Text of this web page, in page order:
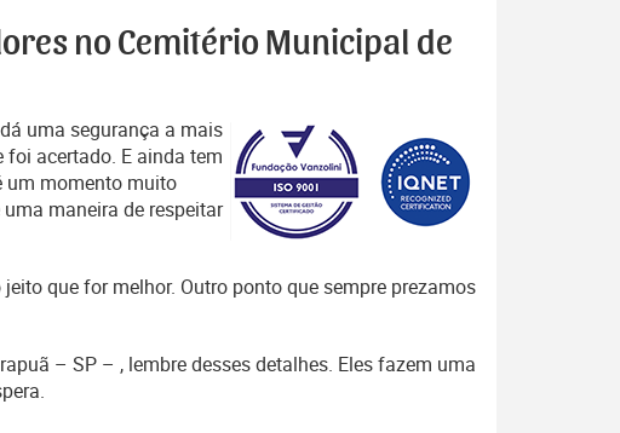
no Cemitério Municipal de
uma segurança a mais
foi acertado. E ainda tem
um momento muito
maneira de respeitar
que for melhor. Outro ponto que sempre prezamos
– SP – , lembre desses detalhes. Eles fazem uma